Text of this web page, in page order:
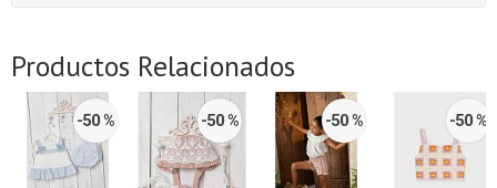
Productos Relacionados
-50 % -50 % -50 % -50 %